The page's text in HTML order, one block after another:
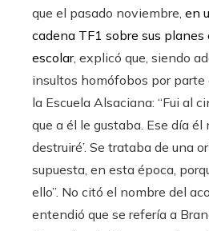
que el pasado noviembre, en
cadena TF1 sobre sus planes
escolar, explicó que, siendo
insultos homófobos por parte
la Escuela Alsaciana: “Fui al
que a él le gustaba. Ese día él
destruiré’. Se trataba de una
supuesta, en esta época,
ello”. No citó el nombre del
entendió que se refería a